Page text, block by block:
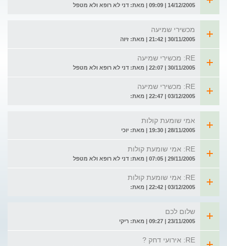
14/12/2005 | 09:09 | מאת: דני לא רופא ולא מטפל
מכשירי שמיעה
30/11/2005 | 21:42 | מאת: זיוה
RE: מכשירי שמיעה
30/11/2005 | 22:07 | מאת: דני לא רופא ולא מטפל
RE: מכשירי שמיעה
03/12/2005 | 22:47 | מאת:
אמי שומעת קולות
28/11/2005 | 19:30 | מאת: יוכי
RE: אמי שומעת קולות
29/11/2005 | 07:05 | מאת: דני לא רופא ולא מטפל
RE: אמי שומעת קולות
03/12/2005 | 22:42 | מאת:
שלום לכם
23/11/2005 | 09:27 | מאת: ריקי
RE: אירועי דחק ?